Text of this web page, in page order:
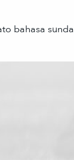
bahasa sunda